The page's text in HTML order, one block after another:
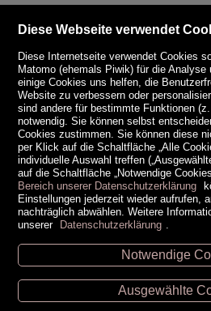
Unsere
Retz -02942/
Diese Webseite verwendet
Diese Internetseite verwendet Cookies
Matomo (ehemals Piwik) für die
einige Cookies uns helfen, die
Website zu verbessern oder
sind andere für bestimmte Funktionen
notwendig. Sie können selbst
Cookies zustimmen. Sie können diese
per Klick auf die Schaltfläche „Alle
individuelle Auswahl treffen
auf die Schaltfläche „Notwendige
Bereich unserer Datenschutzerklärung
Einstellungen jederzeit wieder aufrufen,
nachträglich abwählen. Weitere
unserer Datenschutzerklärung
Notwendige
Ausgewählte